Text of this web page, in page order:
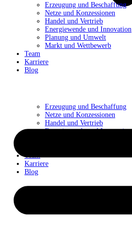
Erzeugung und Beschaffung
Netze und Konzessionen
Handel und Vertrieb
Energiewende und Innovation
Team
Karriere
Blog
Erzeugung und Beschaffung
Netze und Konzessionen
Handel und Vertrieb
Energiewende und Innovation
Planung und Umwelt
Markt und Wettbewerb
Team
Karriere
Blog